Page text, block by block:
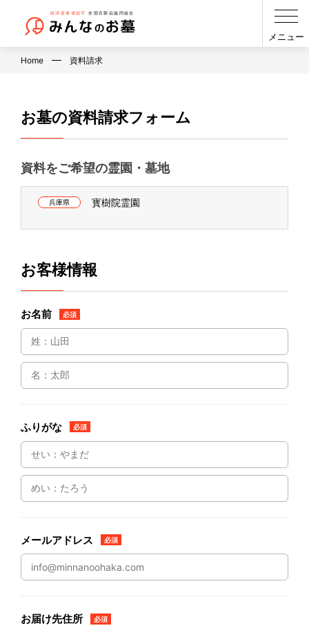
メニュー
Home 資料請求
お墓の資料請求フォーム
資料をご希望の霊園・墓地
兵庫県 寳樹院霊園
お客様情報
お名前 必須
ふりがな 必須
メールアドレス 必須
お届け先住所 必須